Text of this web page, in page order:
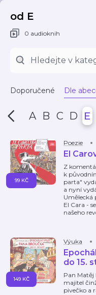
od E
0 audioknih
Doporučené Dle
A B C D E
Poezie
El
Z
k
parta"
a nyní
Umělecká
El Cara -
našeho
99 KČ
Výuka
do 15.
Pan Matěj
majitel
pivečko a
149 KČ